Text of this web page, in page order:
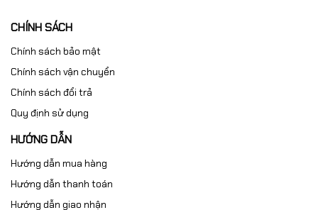
nhỏ và vừa, nơi cần sự linh hoạt và hiệu quả.
CHÍNH SÁCH
Chính sách bảo mật
Chính sách vận chuyển
Chính sách đổi trả
Quy định sử dụng
HƯỚNG DẪN
Hướng dẫn mua hàng
Hướng dẫn thanh toán
Hướng dẫn giao nhận